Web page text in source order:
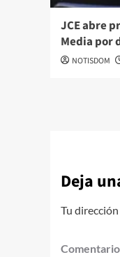
JCE abre
Media por
NOTISDOM
Deja
Tu
Comentario